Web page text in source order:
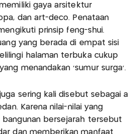
gaya arsitektur
dan art-deco. Penataan
prinsip feng-shui.
yang berada di empat sisi
halaman terbuka cukup
menandakan 'sumur surga'.
sering kali disebut sebagai a
Karena nilai-nilai yang
bangunan bersejarah tersebut
dan memberikan manfaat